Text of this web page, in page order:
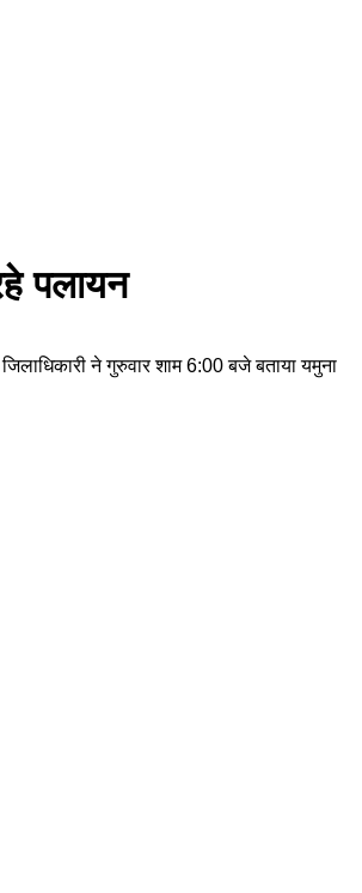
पलायन
ने गुरुवार शाम 6:00 बजे बताया यमुना